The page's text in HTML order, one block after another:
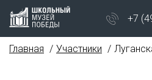
+7
Главная Участники